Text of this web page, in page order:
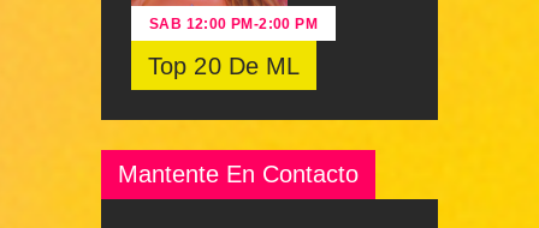
SAB 12:00 PM -2:00 PM
Top 20 De ML
Mantente En Contacto